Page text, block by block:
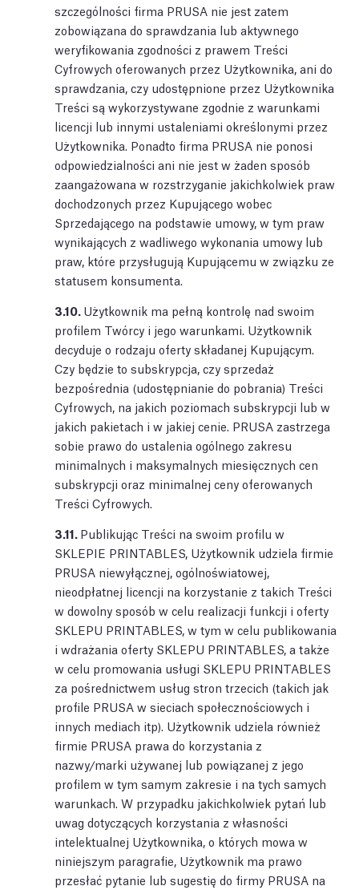
szczególności firma PRUSA nie jest zatem
zobowiązana do sprawdzania lub aktywnego
weryfikowania zgodności z prawem Treści
Cyfrowych oferowanych przez Użytkownika, ani do
sprawdzania, czy udostępnione przez Użytkownika
Treści są wykorzystywane zgodnie z warunkami
licencji lub innymi ustaleniami określonymi przez
Użytkownika. Ponadto firma PRUSA nie ponosi
odpowiedzialności ani nie jest w żaden sposób
zaangażowana w rozstrzyganie jakichkolwiek praw
dochodzonych przez Kupującego wobec
Sprzedającego na podstawie umowy, w tym praw
wynikających z wadliwego wykonania umowy lub
praw, które przysługują Kupującemu w związku ze
statusem konsumenta.
3.10. Użytkownik ma pełną kontrolę nad swoim
profilem Twórcy i jego warunkami. Użytkownik
decyduje o rodzaju oferty składanej Kupującym.
Czy będzie to subskrypcja, czy sprzedaż
bezpośrednia (udostępnianie do pobrania) Treści
Cyfrowych, na jakich poziomach subskrypcji lub w
jakich pakietach i w jakiej cenie. PRUSA zastrzega
sobie prawo do ustalenia ogólnego zakresu
minimalnych i maksymalnych miesięcznych cen
subskrypcji oraz minimalnej ceny oferowanych
Treści Cyfrowych.
3.11. Publikując Treści na swoim profilu w
SKLEPIE PRINTABLES, Użytkownik udziela firmie
PRUSA niewyłącznej, ogólnoświatowej,
nieodpłatnej licencji na korzystanie z takich Treści
w dowolny sposób w celu realizacji funkcji i oferty
SKLEPU PRINTABLES, w tym w celu publikowania
i wdrażania oferty SKLEPU PRINTABLES, a także
w celu promowania usługi SKLEPU PRINTABLES
za pośrednictwem usług stron trzecich (takich jak
profile PRUSA w sieciach społecznościowych i
innych mediach itp). Użytkownik udziela również
firmie PRUSA prawa do korzystania z
nazwy/marki używanej lub powiązanej z jego
profilem w tym samym zakresie i na tych samych
warunkach. W przypadku jakichkolwiek pytań lub
uwag dotyczących korzystania z własności
intelektualnej Użytkownika, o których mowa w
niniejszym paragrafie, Użytkownik ma prawo
przesłać pytanie lub sugestię do firmy PRUSA na